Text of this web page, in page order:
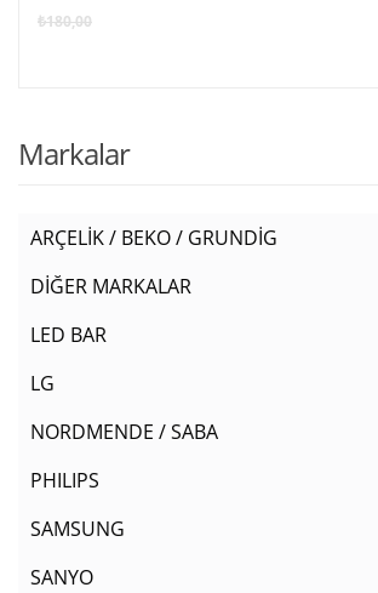
₺180,00
Markalar
ARÇELİK / BEKO / GRUNDİG
DİĞER MARKALAR
LED BAR
LG
NORDMENDE / SABA
PHILIPS
SAMSUNG
SANYO